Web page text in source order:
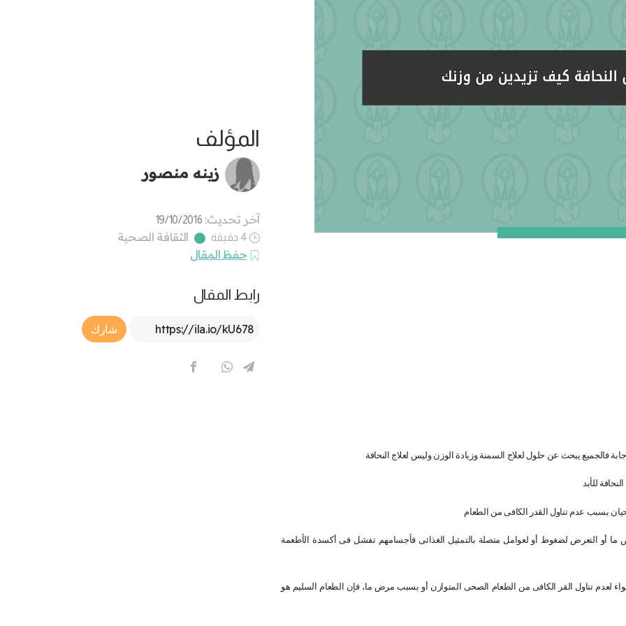
فالجميع يبحث عن حلول لعلاج السمنة وزيادة الوزن وليس لعلاج النحافة
للأبد
بسبب عدم تناول القدر الكافى من الطعام
ما أو التعرض لضغوط أو لعوامل متصلة بالتمثيل الغذائى فأجسامهم تفشل فى أكسدة الأطعمة
لعدم تناول القر الكافى من الطعام الصحى المتوازن أو بسبب مرض ما، فإن الطعام السليم هو
المؤلف
زينه منصور
آخر تحديث: 19/10/2016
4 دقيقة
الثقافة الصحية
حفظ المقال
رابط المقال
Article Link
شارك